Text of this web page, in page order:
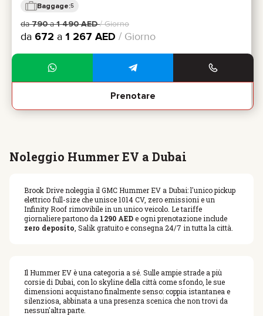
Baggage:5
da790a1 490 AED / Giorno
da 672 a 1 267 AED / Giorno
Prenotare
Noleggio Hummer EV a Dubai
Brook Drive noleggia il GMC Hummer EV a Dubai: l'unico pickup
elettrico full-size che unisce 1014 CV, zero emissioni e un
Infinity Roof rimovibile in un unico veicolo. Le tariffe
giornaliere partono da 1290 AEDe ogni prenotazione include
zero deposito , Salik gratuito e consegna 24/7 in tutta la città.
Il Hummer EV è una categoria a sé. Sulle ampie strade a più
corsie di Dubai, con lo skyline della città come sfondo, le sue
dimensioni acquistano finalmente senso: coppia istantanea e
silenziosa, abbinata a una presenza scenica che non trovi da
nessun'altra parte.